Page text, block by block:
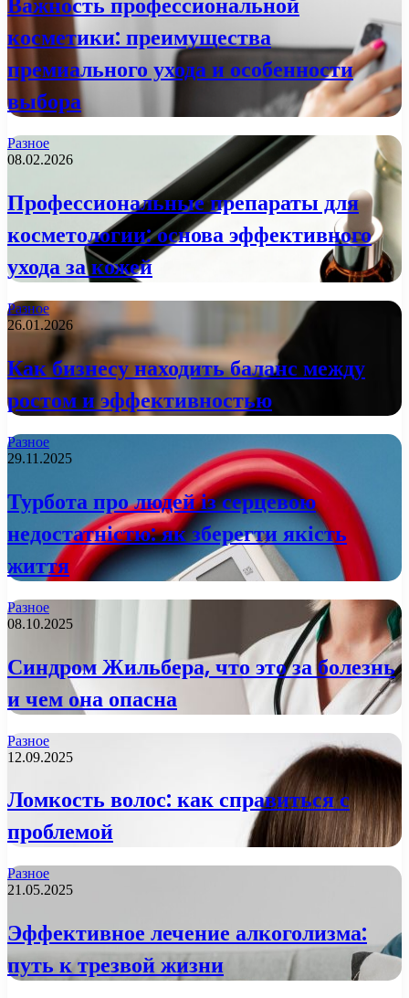
косметики: преимущества
премиального ухода и особенности
выбора
Разное
08.02.2026
Профессиональные препараты для
косметологии: основа эффективного
ухода за кожей
Разное
26.01.2026
Как бизнесу находить баланс между
ростом и эффективностью
Разное
29.11.2025
Турбота про людей із серцевою
недостатністю: як зберегти якість
життя
Разное
08.10.2025
Синдром Жильбера, что это за болезнь
и чем она опасна
Разное
12.09.2025
Ломкость волос: как справиться с
проблемой
Разное
21.05.2025
Эффективное лечение алкоголизма:
путь к трезвой жизни